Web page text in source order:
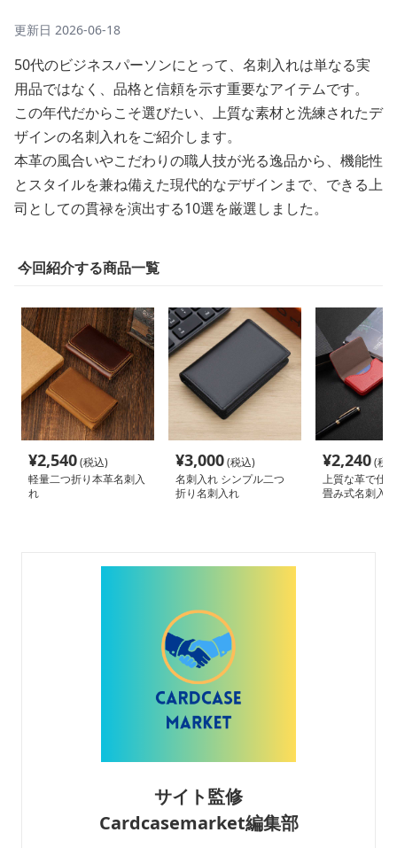
更新日 2026-06-18
50代のビジネスパーソンにとって、名刺入れは単なる実
用品ではなく、品格と信頼を示す重要なアイテムです。
この年代だからこそ選びたい、上質な素材と洗練されたデ
ザインの名刺入れをご紹介します。
本革の風合いやこだわりの職人技が光る逸品から、機能性
とスタイルを兼ね備えた現代的なデザインまで、できる上
司としての貫禄を演出する10選を厳選しました。
今回紹介する商品一覧
¥2,540(税込)
軽量二つ折り本革名刺入
れ
¥3,000(税込)
名刺入れ シンプル二つ
折り名刺入れ
¥2,240(税
上質な革で仕
畳み式名刺入れ
サイト監修
Cardcasemarket編集部